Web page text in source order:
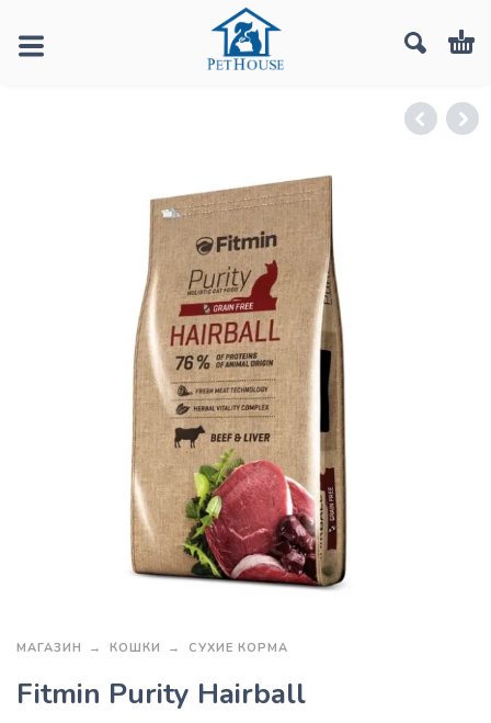
МАГАЗИН КОШКИ СУХИЕ КОРМА
Fitmin Purity Hairball